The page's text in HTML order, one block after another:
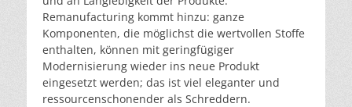
Remanufacturing kommt hinzu: ganze
Komponenten, die möglichst die wertvollen Stoffe
enthalten, können mit geringfügiger
Modernisierung wieder ins neue Produkt
eingesetzt werden; das ist viel eleganter und
ressourcenschonender als Schreddern.